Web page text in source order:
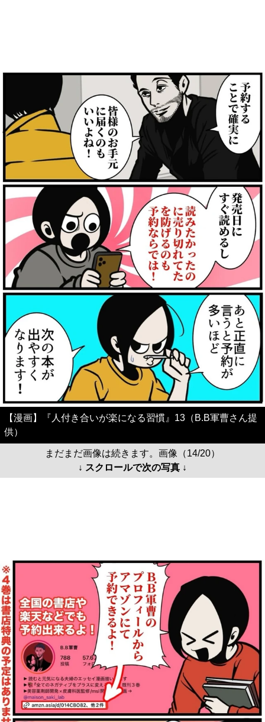
【漫画】『人付き合いが楽になる習慣』13（B.B軍曹さん提
供）
まだまだ画像は続きます。画像（14/20）
↓ スクロールで次の写真 ↓